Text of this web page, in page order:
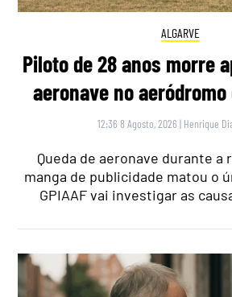
ALGARVE
Piloto de 28 anos morre
aeronave no
12:36 8 Agosto, 2026 | Henrique
Queda de aeronave durante a
manga de publicidade matou o
GPIAAF vai investigar as